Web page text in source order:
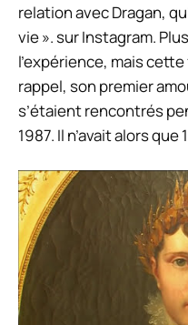
relation avec Dragan,
vie ».sur Instagram.
l’expérience, mais
rappel, son premier
s’étaient rencontrés
1987. Il n’avait alors que